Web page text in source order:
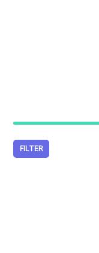
FILTER